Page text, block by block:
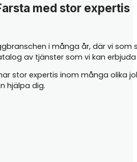
med stor expertis
i många år, där vi
av tjänster som vi kan
stor expertis inom många olika
hjälpa dig.